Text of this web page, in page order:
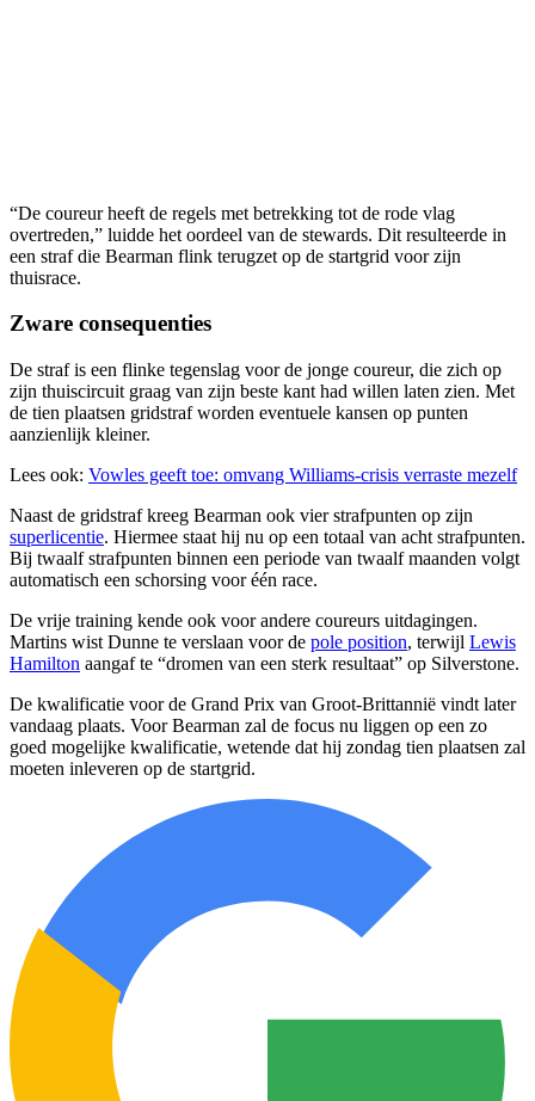
“De coureur heeft de regels met betrekking tot de rode vlag
overtreden,” luidde het oordeel van de stewards. Dit resulteerde in
een straf die Bearman flink terugzet op de startgrid voor zijn
thuisrace.
Zware consequenties
De straf is een flinke tegenslag voor de jonge coureur, die zich op
zijn thuiscircuit graag van zijn beste kant had willen laten zien. Met
de tien plaatsen gridstraf worden eventuele kansen op punten
aanzienlijk kleiner.
Lees ook: Vowles geeft toe: omvang Williams-crisis verraste mezelf
Naast de gridstraf kreeg Bearman ook vier strafpunten op zijn
superlicentie. Hiermee staat hij nu op een totaal van acht strafpunten.
Bij twaalf strafpunten binnen een periode van twaalf maanden volgt
automatisch een schorsing voor één race.
De vrije training kende ook voor andere coureurs uitdagingen.
Martins wist Dunne te verslaan voor de pole position, terwijl Lewis
Hamilton aangaf te “dromen van een sterk resultaat” op Silverstone.
De kwalificatie voor de Grand Prix van Groot-Brittannië vindt later
vandaag plaats. Voor Bearman zal de focus nu liggen op een zo
goed mogelijke kwalificatie, wetende dat hij zondag tien plaatsen zal
moeten inleveren op de startgrid.